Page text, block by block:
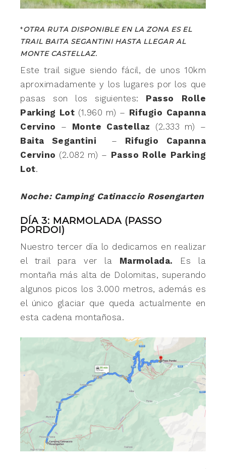
*OTRA RUTA DISPONIBLE EN LA ZONA ES EL
TRAIL BAITA SEGANTINI HASTA LLEGAR AL
MONTE CASTELLAZ.
Este trail sigue siendo fácil, de unos 10km
aproximadamente y los lugares por los que
pasas son los siguientes: Passo Rolle
Parking Lot (1.960 m) – Rifugio Capanna
Cervino – Monte Castellaz (2.333 m) –
Baita Segantini – Rifugio Capanna
Cervino (2.082 m) – Passo Rolle Parking
Lot.
Noche: Camping Catinaccio Rosengarten
DÍA 3: MARMOLADA (PASSO
PORDOI)
Nuestro tercer día lo dedicamos en realizar
el trail para ver la Marmolada. Es la
montaña más alta de Dolomitas, superando
algunos picos los 3.000 metros, además es
el único glaciar que queda actualmente en
esta cadena montañosa.